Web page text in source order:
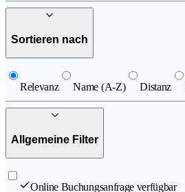
Sortieren nach
Relevanz Name (A-Z) Distanz
Allgemeine Filter
Online Buchungsanfrage verfügbar